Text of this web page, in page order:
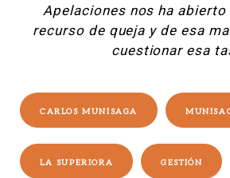
Apelaciones nos ha
recurso de queja y de esa
cuestionar esa
CARLOS MUNISAGA
LA SUPERIORA GESTIÓN